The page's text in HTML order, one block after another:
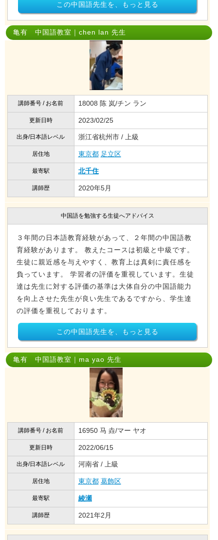
この中国語先生を、もっと見る
亀有 中国語教室｜chen lan 先生
講師番号 / お名前 18008 陈 岚/チン ラン
更新日時 2023/02/25
出身/日本語レベル 浙江省杭州市 / 上級
居住地 東京都 足立区
最寄駅 北千住
講師歴 2020年5月
中国語を勉強する生徒へアドバイス
３年間の日本語教育経験があって、２年間の中国語教
育経験があります。 教えたコースは初級と中級です。
生徒に親近感を与えやすく、教育上は真剣に責任感を
負っています。 学習者の評価を重視しています。生徒
達は先生に対する評価の基準は大体自分の中国語能力
を向上させた先生が良い先生であるですから、学生達
の評価を重視しております。
この中国語先生を、もっと見る
亀有 中国語教室｜ma yao 先生
講師番号 / お名前 16950 马 垚/マー ヤオ
更新日時 2022/06/15
出身/日本語レベル 河南省 / 上級
居住地 東京都 葛飾区
最寄駅 綾瀬
講師歴 2021年2月